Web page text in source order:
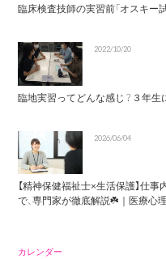
臨床検査技師の実習前「オスキー試
2022/10/20
臨地実習ってどんな感じ？３年生
2026/06/04
【精神保健福祉士×生活保護】仕
で、専門家が徹底解説☘️｜医療心
カレンダー